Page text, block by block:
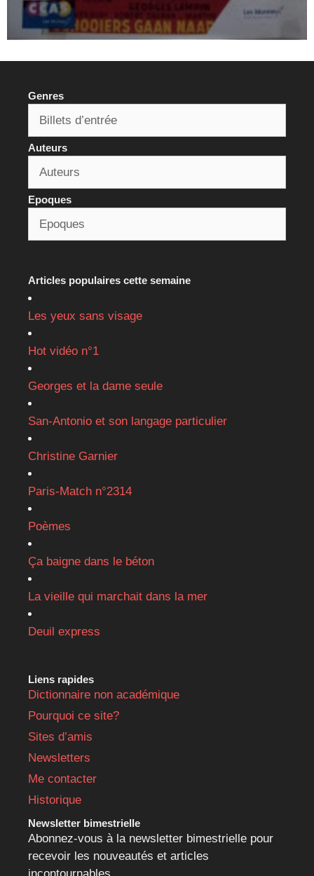
Genres
Auteurs
Epoques
Articles populaires cette semaine
Les yeux sans visage
Hot vidéo n°1
Georges et la dame seule
San-Antonio et son langage particulier
Christine Garnier
Paris-Match n°2314
Poèmes
Ça baigne dans le béton
La vieille qui marchait dans la mer
Deuil express
Liens rapides
Dictionnaire non académique
Pourquoi ce site?
Sites d’amis
Newsletters
Me contacter
Historique
Newsletter bimestrielle
Abonnez-vous à la newsletter bimestrielle pour
recevoir les nouveautés et articles
incontournables.